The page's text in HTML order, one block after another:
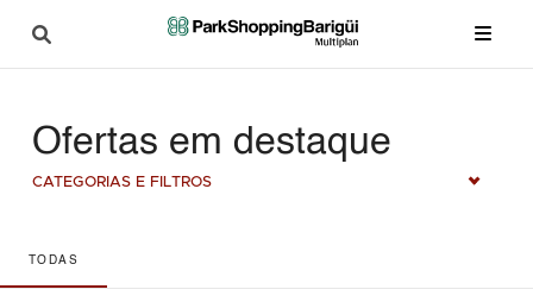
Ofertas em destaque
CATEGORIAS E FILTROS
TODAS